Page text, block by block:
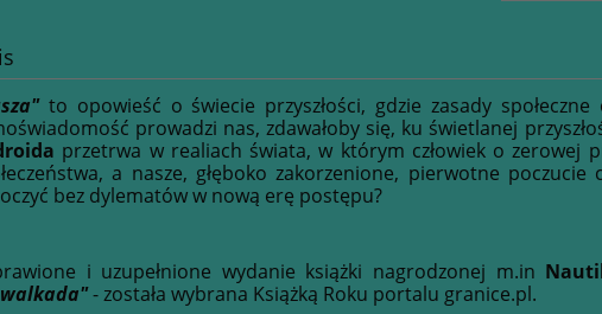
to opowieść o świecie przyszłości, gdzie zasady
prowadzi nas, zdawałoby się, ku świetlanej
przetrwa w realiach świata, w którym człowiek o zerowej
a nasze, głęboko zakorzenione, pierwotne
bez dylematów w nową erę postępu?
i uzupełnione wydanie książki nagrodzonej m.in
- została wybrana Książką Roku portalu granice.pl.